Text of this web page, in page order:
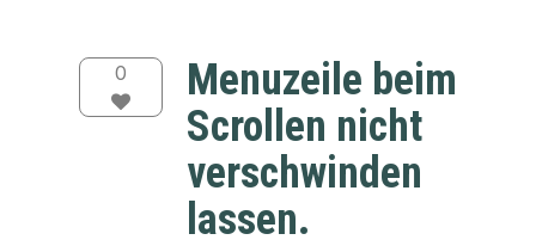
0
Menuzeile beim
Scrollen nicht
verschwinden
lassen.